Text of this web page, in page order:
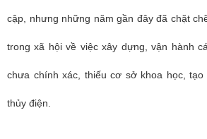
cập, nhưng những năm gần đây đã chặt
trong xã hội về việc xây dựng, vận hành
chưa chính xác, thiếu cơ sở khoa học,
thủy điện.